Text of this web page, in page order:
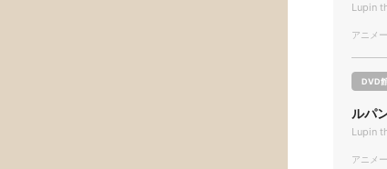
Lupin
アニメ
DVD
ルパ
Lupin
アニメ